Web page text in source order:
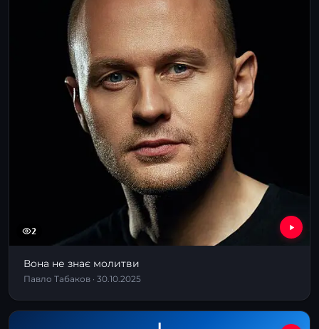
2
Вона не знає молитви
Павло Табаков · 30.10.2025